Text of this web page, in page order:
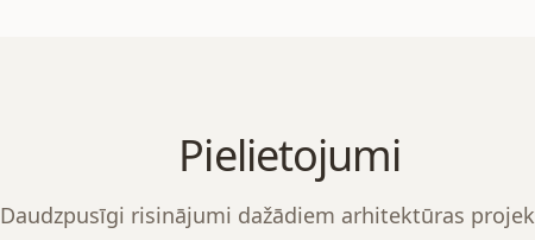
Pielietojumi
Daudzpusīgi risinājumi dažādiem arhitektūras